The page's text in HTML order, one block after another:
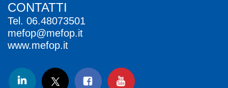
CONTATTI
Tel. 06.48073501
mefop@mefop.it
www.mefop.it